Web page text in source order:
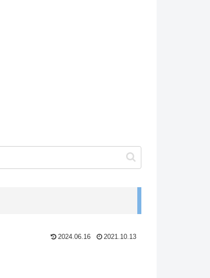
2024.06.16 2021.10.13